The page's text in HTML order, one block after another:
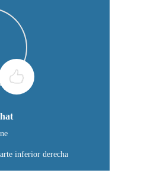
inferior derecha